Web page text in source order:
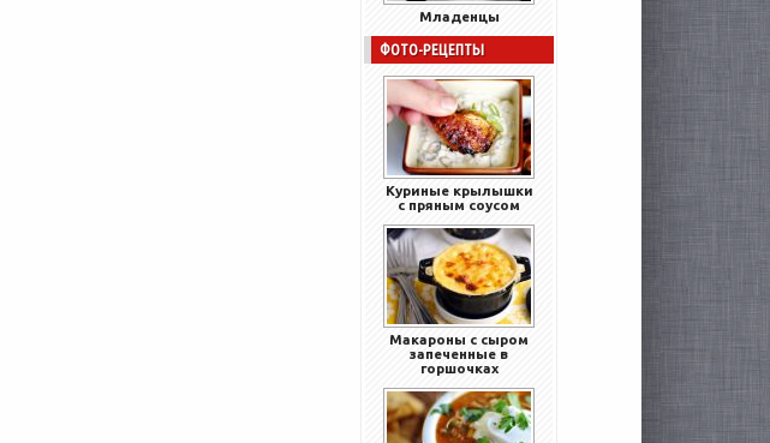
Младенцы
ФОТО-РЕЦЕПТЫ
Куриные крылышки
с пряным соусом
Макароны с сыром
запеченные в
горшочках